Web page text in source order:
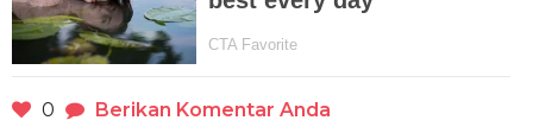
0 Berikan Komentar Anda